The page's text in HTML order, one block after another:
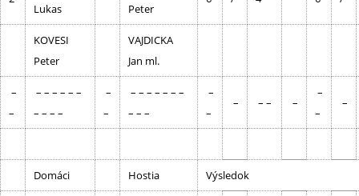
Lukas
Peter
KOVESI
Peter
VAJDICKA
Jan ml.
–
–
– – – – – –
– – – –
–
–
– – – – – – –
– – –
–
–
– – – –
–
–
–
Domáci Hostia Výsledok